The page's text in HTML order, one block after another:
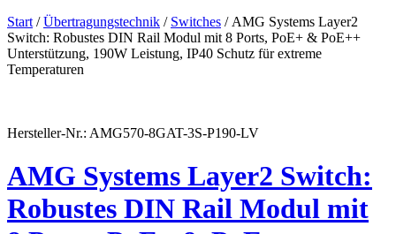
Start /Übertragungstechnik / Switches / AMG Systems Layer2
Switch: Robustes DIN Rail Modul mit 8 Ports, PoE+ & PoE++
Unterstützung, 190W Leistung, IP40 Schutz für extreme
Temperaturen
Hersteller-Nr.: AMG570-8GAT-3S-P190-LV
AMG Systems Layer2 Switch:
Robustes DIN Rail Modul mit